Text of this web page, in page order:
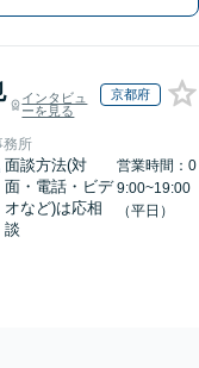
インタビュ
ーを見る
京都府
務所
面談方法(対
面・電話・ビデ
オなど)は応相
談
営業時間：0
9:00~19:00
（平日）